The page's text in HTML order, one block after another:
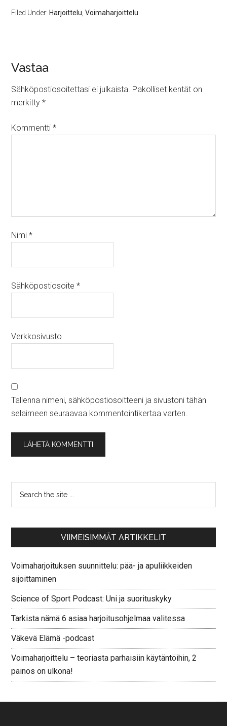
Filed Under: Harjoittelu ,Voimaharjoittelu
Vastaa
Sähköpostiosoitettasi ei julkaista. Pakolliset kentät on
merkitty*
Kommentti*
Nimi*
Sähköpostiosoite*
Verkkosivusto
Tallenna nimeni, sähköpostiosoitteeni ja sivustoni tähän
selaimeen seuraavaa kommentointikertaa varten.
VIIMEISIMMÄT ARTIKKELIT
Voimaharjoituksen suunnittelu: pää- ja apuliikkeiden
sijoittaminen
Science of Sport Podcast: Uni ja suorituskyky
Tarkista nämä 6 asiaa harjoitusohjelmaa valitessa
Väkevä Elämä -podcast
Voimaharjoittelu – teoriasta parhaisiin käytäntöihin, 2
painos on ulkona!